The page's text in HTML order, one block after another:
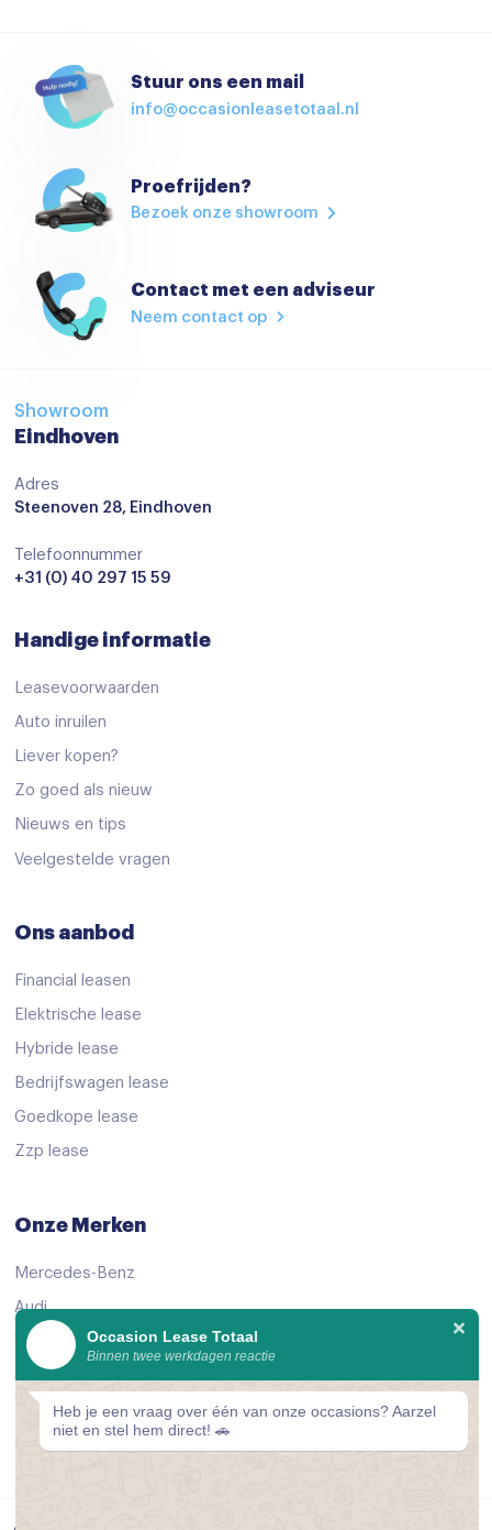
Climate control
Cruise control
Cruise control adaptief
Elektrisch bedienbare spiegels
Elektrische handrem
Elektrische Ramen
Isofix
keyless start
Lederen stuurwiel
Lederen versnellingspook
Stuurbekrachtiging
Stuur verstelbaar
Voorstoelen verwarmd
Achteruitrijcamera
adaptive cruise control
Airbag(s) gordijn
Airbag(s) hoofd achter
Airbag(s) hoofd voor
Alarm klasse 1(startblokkering)
Anti Blokkeer Systeem
Anti doorSlip Regeling
Stuur ons een mail
info@occasionleasetotaal.nl
Proefrijden?
Bezoek onze showroom
Contact met een adviseur
Neem contact op
Showroom
Eindhoven
Adres
Steenoven 28, Eindhoven
Telefoonnummer
+31 (0) 40 297 15 59
Handige informatie
Leasevoorwaarden
Auto inruilen
Liever kopen?
Zo goed als nieuw
Nieuws en tips
Veelgestelde vragen
Ons aanbod
Financial leasen
Elektrische lease
Hybride lease
Bedrijfswagen lease
Goedkope lease
Zzp lease
Onze Merken
Mercedes-Benz
Audi
Volkswagen
Peugeot
Bekijk alle merken
Occasion Lease Totaal
Binnen twee werkdagen reactie
Heb je een vraag over één van onze occasions? Aarzel
niet en stel hem direct! 🚗